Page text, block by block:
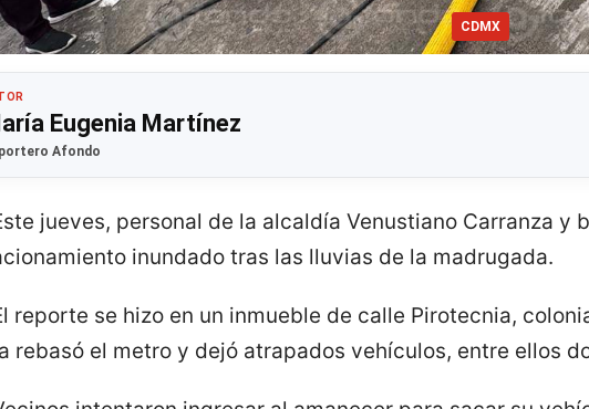
CDMX
Eugenia Martínez
Afondo
jueves, personal de la alcaldía Venustiano Carranza y
inundado tras las lluvias de la madrugada.
reporte se hizo en un inmueble de calle Pirotecnia,
rebasó el metro y dejó atrapados vehículos, entre ellos